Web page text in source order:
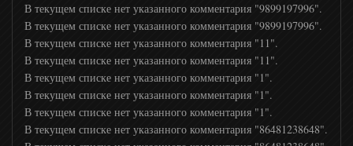
В текущем списке нет указанного комментария "9899197996".
В текущем списке нет указанного комментария "9899197996".
В текущем списке нет указанного комментария "11".
В текущем списке нет указанного комментария "11".
В текущем списке нет указанного комментария "1".
В текущем списке нет указанного комментария "1".
В текущем списке нет указанного комментария "1".
В текущем списке нет указанного комментария "86481238648".